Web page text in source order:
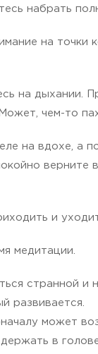
набрать
на точки
на дыхании.
чем-то
на вдохе, а
и
медитации.
странной
развивается.
может
в